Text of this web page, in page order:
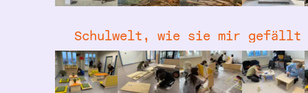
Schulwelt, wie sie mir gefällt